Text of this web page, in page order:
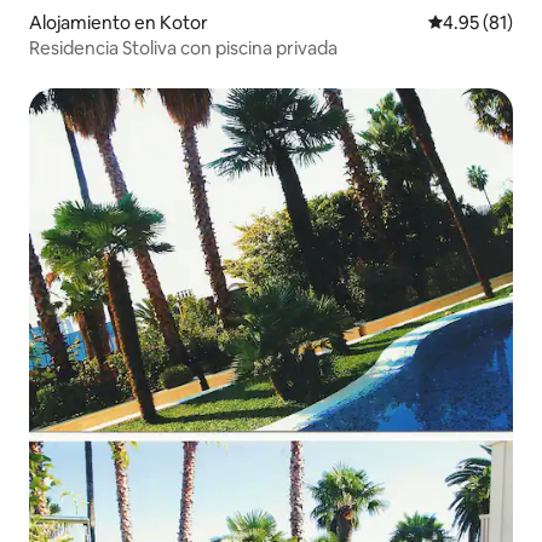
Alojamiento en Kotor Calificación
4.95 (81)
Residencia Stoliva con piscina privada